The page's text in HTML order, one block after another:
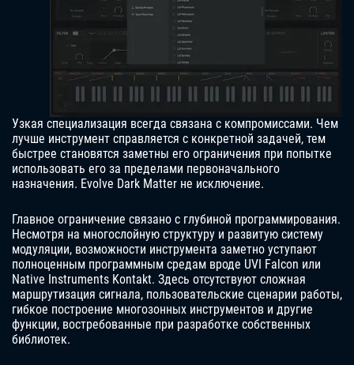
Узкая специализация всегда связана с компромиссами. Чем
лучше инструмент справляется с конкретной задачей, тем
быстрее становятся заметны его ограничения при попытке
использовать его за пределами первоначального
назначения. Evolve Dark Matter не исключение.
Главное ограничение связано с глубиной программирования.
Несмотря на многослойную структуру и развитую систему
модуляции, возможности инструмента заметно уступают
полноценным программным средам вроде UVI Falcon или
Native Instruments Kontakt. Здесь отсутствуют сложная
маршрутизация сигнала, пользовательские сценарии работы,
гибкое построение многозонных инструментов и другие
функции, востребованные при разработке собственных
библиотек.